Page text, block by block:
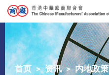
首页 资讯 内地政策